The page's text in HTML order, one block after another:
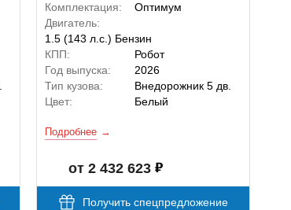
Комплектация:
Оптимум
Двигатель:
1.5 (143 л.с.) Бензин
КПП:
Робот
Год выпуска:
2026
Тип кузова:
Внедорожник 5 дв.
Цвет:
Белый
Подробнее
от 2 432 623
Получить спецпредложение